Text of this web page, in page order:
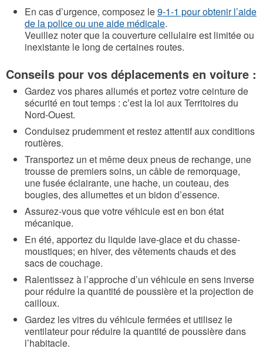
En cas d’urgence, composez le9-1-1 pour obtenir l’aide
de la police ou une aide médicale.
Veuillez noter que la couverture cellulaire est limitée ou
inexistante le long de certaines routes.
Conseils pour vos déplacements en voiture :
Gardez vos phares allumés et portez votre ceinture de
sécurité en tout temps : c’est la loi aux Territoires du
Nord-Ouest.
Conduisez prudemment et restez attentif aux conditions
routières.
Transportez un et même deux pneus de rechange, une
trousse de premiers soins, un câble de remorquage,
une fusée éclairante, une hache, un couteau, des
bougies, des allumettes et un bidon d’essence.
Assurez-vous que votre véhicule est en bon état
mécanique.
En été, apportez du liquide lave-glace et du chasse-
moustiques; en hiver, des vêtements chauds et des
sacs de couchage.
Ralentissez à l’approche d’un véhicule en sens inverse
pour réduire la quantité de poussière et la projection de
cailloux.
Gardez les vitres du véhicule fermées et utilisez le
ventilateur pour réduire la quantité de poussière dans
l’habitacle.